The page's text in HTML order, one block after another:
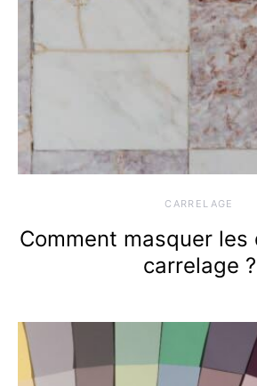
CARRELAGE
Comment masquer les
carrelage ?